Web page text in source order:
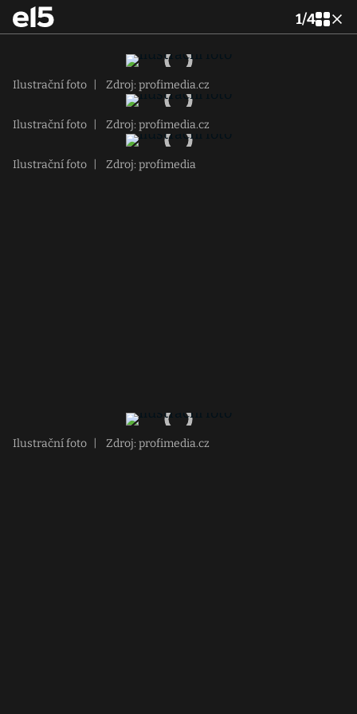
1/4
Ilustrační foto Zdroj: profimedia.cz
Ilustrační foto Zdroj: profimedia.cz
Ilustrační foto Zdroj: profimedia
Ilustrační foto Zdroj: profimedia.cz